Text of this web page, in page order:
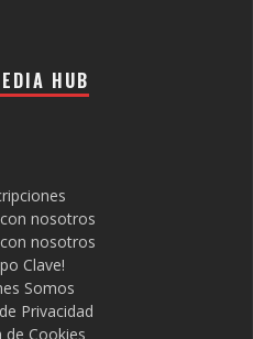
HUB
nosotros
nosotros
Clave!
Somos
Privacidad
de Cookies